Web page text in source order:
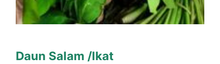
Daun Salam /Ikat